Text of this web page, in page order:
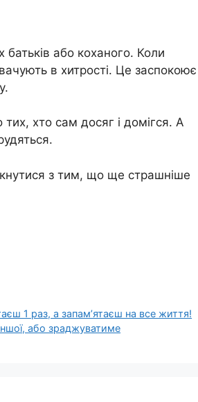
або коханого. Коли
в хитрості. Це заспокоює
хто сам досяг і домігся. А
з тим, що ще страшніше
1 раз, а запам’ятаєш на все життя!
або зраджуватиме